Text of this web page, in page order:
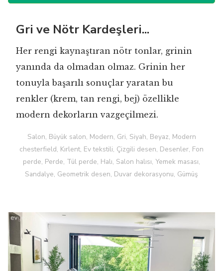
Gri ve Nötr Kardeşleri...
Her rengi kaynaştıran nötr tonlar, grinin
yanında da olmadan olmaz. Grinin her
tonuyla başarılı sonuçlar yaratan bu
renkler (krem, tan rengi, bej) özellikle
modern dekorların vazgeçilmezi.
Salon, Büyük salon, Modern, Gri, Siyah, Beyaz, Modern
chesterfield, Kırlent, Ev tekstili, Çizgili desen, Desenler, Fon
perde, Perde, Tül perde, Halı, Salon halısı, Yemek masası,
Sandalye, Geometrik desen, Duvar dekorasyonu, Gümüş